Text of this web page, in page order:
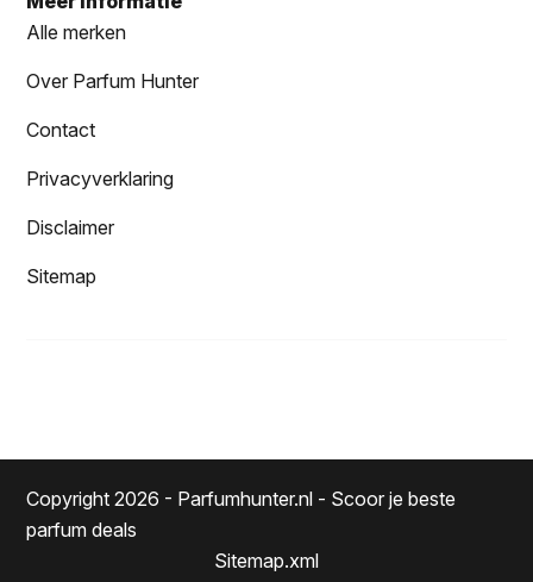
Alle merken
Over Parfum Hunter
Contact
Privacyverklaring
Disclaimer
Sitemap
Copyright 2026 - Parfumhunter.nl - Scoor je beste
parfum deals
Sitemap.xml